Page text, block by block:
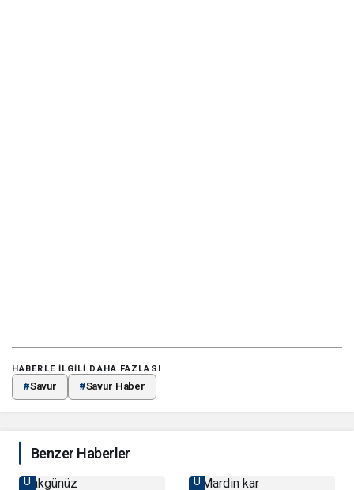
HABERLE ILGILI DAHA FAZLASI
#Savur #Savur Haber
Benzer Haberler
U U